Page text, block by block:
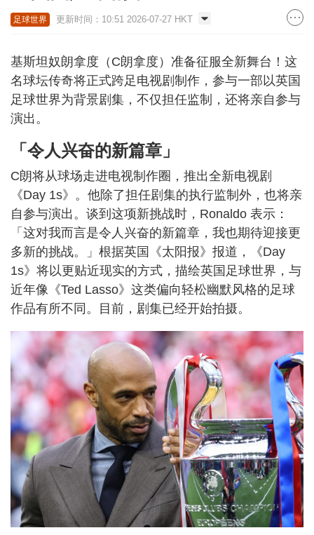
足球世界 更新时间：10:51 2026-07-27 HKT
基斯坦奴朗拿度（C朗拿度）准备征服全新舞台！这
名球坛传奇将正式跨足电视剧制作，参与一部以英国
足球世界为背景剧集，不仅担任监制，还将亲自参与
演出。
「令人兴奋的新篇章」
C朗将从球场走进电视制作圈，推出全新电视剧
《Day 1s》。他除了担任剧集的执行监制外，也将亲
自参与演出。谈到这项新挑战时，Ronaldo 表示：
「这对我而言是令人兴奋的新篇章，我也期待迎接更
多新的挑战。」根据英国《太阳报》报道，《Day
1s》将以更贴近现实的方式，描绘英国足球世界，与
近年像《Ted Lasso》这类偏向轻松幽默风格的足球
作品有所不同。目前，剧集已经开始拍摄。